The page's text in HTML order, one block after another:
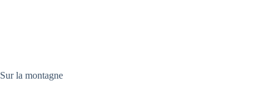
Sur la montagne